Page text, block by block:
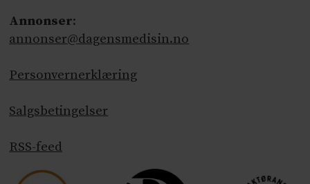
Annonser:
annonser@dagensmedisin.no
Personvernerklæring
Salgsbetingelser
RSS-feed